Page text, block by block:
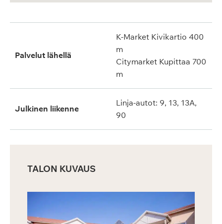
Palvelut lähellä
K-Market Kivikartio 400
m
Citymarket Kupittaa 700
m
Julkinen liikenne
Linja-autot: 9, 13, 13A,
90
TALON KUVAUS